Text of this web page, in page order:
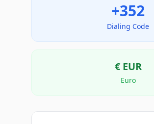
+352
Dialing Code
€ EUR
Euro